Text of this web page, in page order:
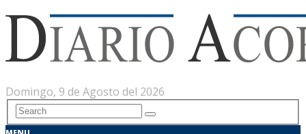
Domingo, 9 de Agosto del 2026